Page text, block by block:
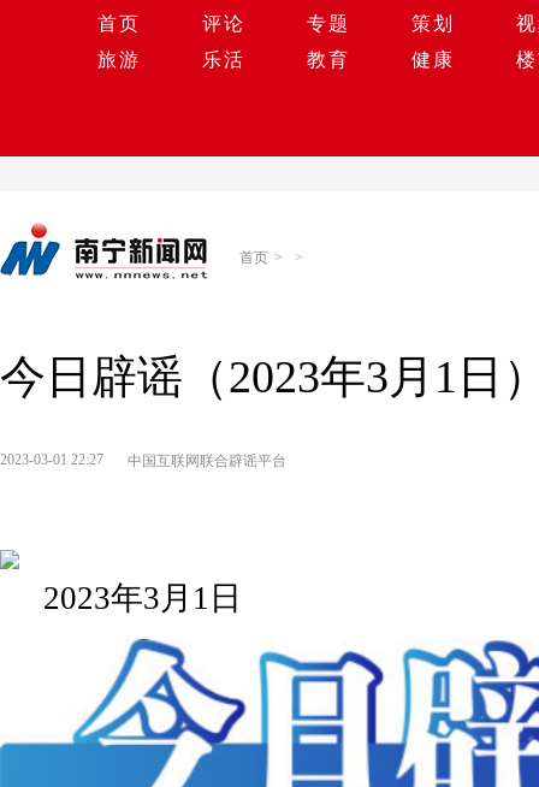
首页 评论 专题 策划
旅游
乐活 教育 健康
首页 > >
今日辟谣（2023年3月1日
2023-03-01 22:27 中国互联网联合辟谣平台
2023年3月1日